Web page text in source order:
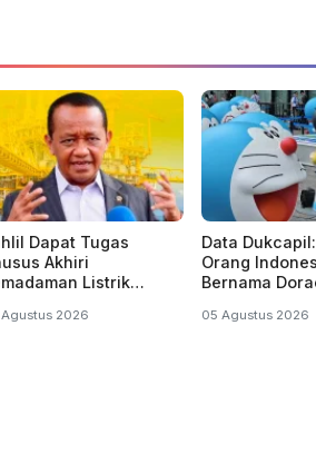
Dapat Tugas
Akhiri
Listrik
2026
Data
Orang
Bernama
05 Agustus 2026